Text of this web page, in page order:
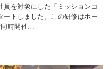
を対象にした「ミッションコ
トしました。この研修はホー
時開催…